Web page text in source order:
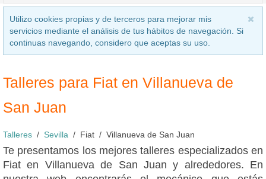
Utilizo cookies propias y de terceros para mejorar mis
servicios mediante el análisis de tus hábitos de navegación. Si
continuas navegando, considero que aceptas su uso.
Talleres para Fiat en Villanueva de
San Juan
Talleres Sevilla Fiat Villanueva de San Juan
Te presentamos los mejores talleres especializados en
Fiat en Villanueva de San Juan y alrededores. En